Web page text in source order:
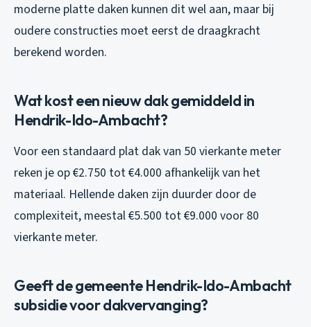
moderne platte daken kunnen dit wel aan, maar bij
oudere constructies moet eerst de draagkracht
berekend worden.
Wat kost een nieuw dak gemiddeld in
Hendrik-Ido-Ambacht?
Voor een standaard plat dak van 50 vierkante meter
reken je op €2.750 tot €4.000 afhankelijk van het
materiaal. Hellende daken zijn duurder door de
complexiteit, meestal €5.500 tot €9.000 voor 80
vierkante meter.
Geeft de gemeente Hendrik-Ido-Ambacht
subsidie voor dakvervanging?